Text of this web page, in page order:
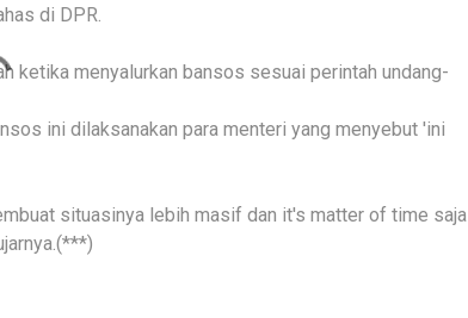
di DPR.
ketika menyalurkan bansos sesuai perintah undang-
ini dilaksanakan para menteri yang menyebut 'ini
situasinya lebih masif dan it's matter of time saja